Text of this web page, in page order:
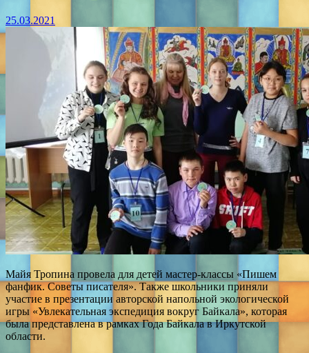
25.03.2021
Майя Тропина провела для детей мастер-классы «Пишем
фанфик. Советы писателя». Также школьники приняли
участие в презентации авторской напольной экологической
игры «Увлекательная экспедиция вокруг Байкала», которая
была представлена в рамках Года Байкала в Иркутской
области.